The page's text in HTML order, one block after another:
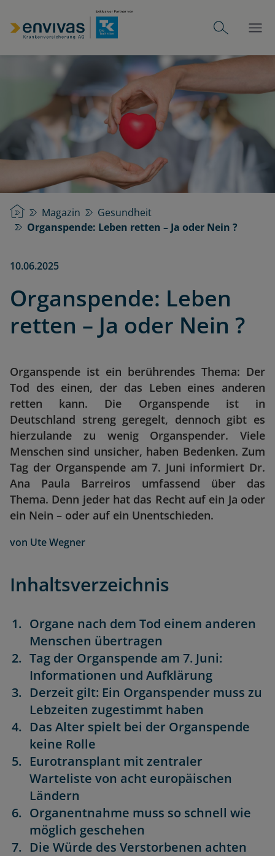
StartseiteMagazin
Gesundheit
Organspende: Leben retten – Ja oder Nein ?
10.06.2025
Organspende: Leben
retten – Ja oder Nein ?
Organspende ist ein berührendes Thema: Der
Tod des einen, der das Leben eines anderen
retten kann. Die Organspende ist in
Deutschland streng geregelt, dennoch gibt es
hierzulande zu wenig Organspender. Viele
Menschen sind unsicher, haben Bedenken. Zum
Tag der Organspende am 7. Juni informiert Dr.
Ana Paula Barreiros umfassend über das
Thema. Denn jeder hat das Recht auf ein Ja oder
ein Nein – oder auf ein Unentschieden.
von Ute Wegner
Inhaltsverzeichnis
Organe nach dem Tod einem anderen
Menschen übertragen
Tag der Organspende am 7. Juni:
Informationen und Aufklärung
Derzeit gilt: Ein Organspender muss zu
Lebzeiten zugestimmt haben
Das Alter spielt bei der Organspende
keine Rolle
Eurotransplant mit zentraler
Warteliste von acht europäischen
Ländern
Organentnahme muss so schnell wie
möglich geschehen
Die Würde des Verstorbenen achten